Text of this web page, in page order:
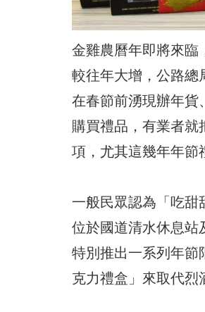
金雞農曆年即將來臨
較往年大增，公路總
在春節前湧現辦年貨
購買禮品，有業者就
項，尤其這幾年年節
一般民眾認為「吃甜
位於國道清水休息站
特別推出一系列年節
克力禮盒」來取代烈